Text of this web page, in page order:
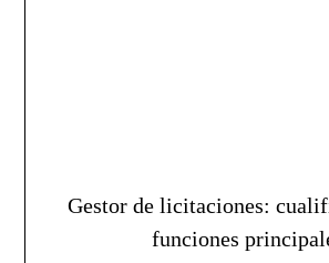
Gestor de licitaciones:
funciones